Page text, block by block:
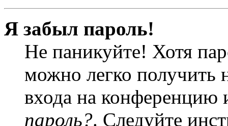
Я забыл пароль!
Не паникуйте! Хотя
можно легко получить
входа на
пароль?. Следуйте